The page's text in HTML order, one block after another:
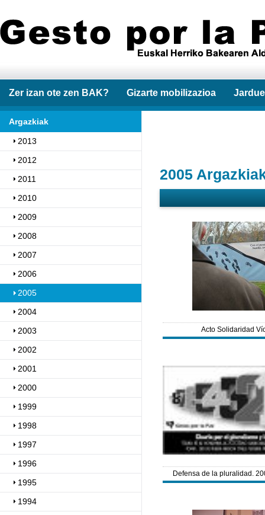
Zer izan ote zen BAK? Gizarte mobilizazioa
Argazkiak
2013
2012
2011
2010
2009
2008
2007
2006
2005
2004
2003
2002
2001
2000
1999
1998
1997
1996
1995
1994
2005
Acto Solidaridad
Defensa de la pluralidad.